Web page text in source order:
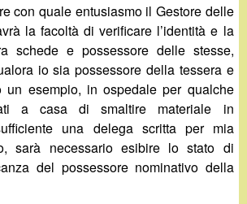
con quale entusiasmo il Gestore delle
la facoltà di verificare l’identità e la
schede e possessore delle stesse,
io sia possessore della tessera e
un esempio, in ospedale per qualche
a casa di smaltire materiale in
una delega scritta per mia
sarà necessario esibire lo stato di
del possessore nominativo della